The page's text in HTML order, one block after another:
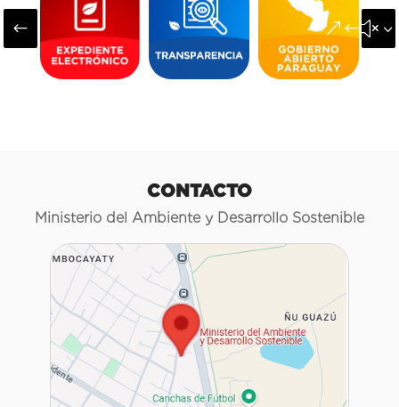
#
CONTACTO
Ministerio del Ambiente y Desarrollo Sostenible